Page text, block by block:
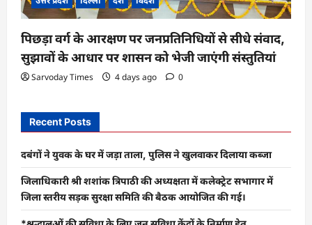
पिछड़ा वर्ग के आरक्षण पर जनप्रतिनिधियों से सीधे संवाद,
सुझावों के आधार पर शासन को भेजी जाएंगी संस्तुतियां
Sarvoday Times 4 days ago 0
Recent Posts
दबंगों ने युवक के घर में जड़ा ताला, पुलिस ने खुलवाकर दिलाया कब्जा
जिलाधिकारी श्री शशांक त्रिपाठी की अध्यक्षता में कलेक्ट्रेट सभागार में
जिला स्तरीय सड़क सुरक्षा समिति की बैठक आयोजित की गई।